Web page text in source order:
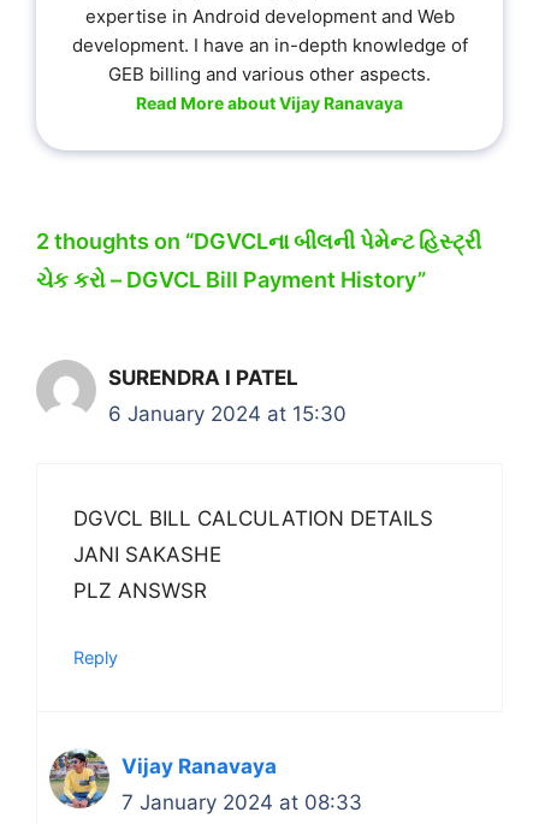
expertise in Android development and Web
development. I have an in-depth knowledge of
GEB billing and various other aspects.
Read More about Vijay Ranavaya
2 thoughts on “DGVCLના બીલની પેમેન્ટ હિસ્ટ્રી
ચેક કરો – DGVCL Bill Payment History”
SURENDRA I PATEL
6 January 2024 at 15:30
DGVCL BILL CALCULATION DETAILS
JANI SAKASHE
PLZ ANSWSR
Reply
Vijay Ranavaya
7 January 2024 at 08:33